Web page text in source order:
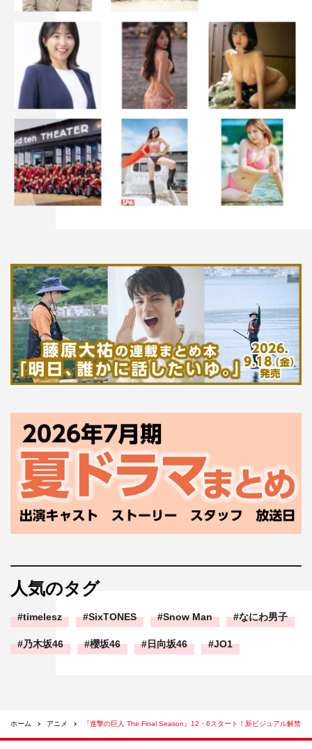
人気のタグ
timelesz SixTONES Snow Man なにわ男子
乃木坂46 櫻坂46 日向坂46 JO1
ホーム アニメ 『進撃の巨人 The Final Season』12・6スタート！新ビジュアル解禁